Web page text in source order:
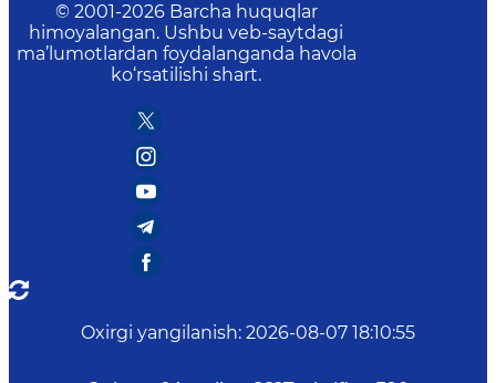
© 2001-2026 Barcha huquqlar
himoyalangan. Ushbu veb-saytdagi
ma’lumotlardan foydalanganda havola
ko‘rsatilishi shart.
Oxirgi yangilanish: 2026-08-07 18:10:55